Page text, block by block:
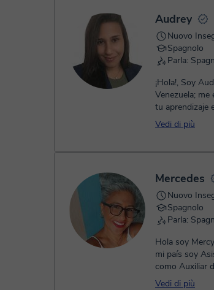
Audrey
Nuovo
Spagnolo
Parla:
¡Hola!, Soy
Venezuela;
tu aprendizaje
Español. He
Vedi di più
Mercedes
Nuovo
Spagnolo
Parla:
Hola soy
mi país soy
como Auxiliar
más de 10
Vedi di più